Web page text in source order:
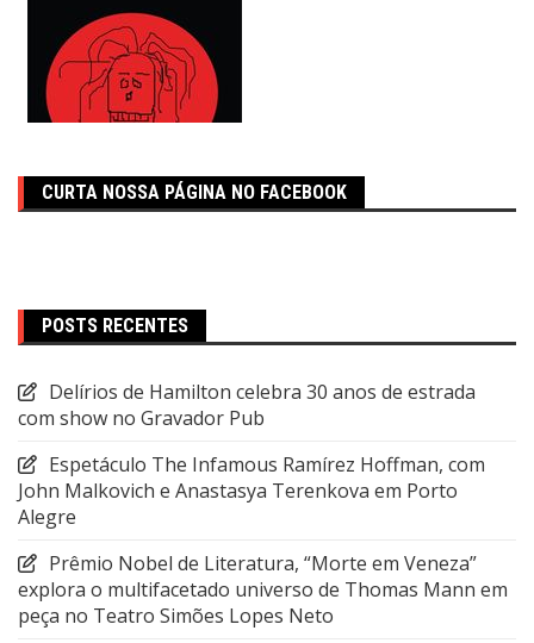
CURTA NOSSA PÁGINA NO FACEBOOK
POSTS RECENTES
Delírios de Hamilton celebra 30 anos de estrada
com show no Gravador Pub
Espetáculo The Infamous Ramírez Hoffman, com
John Malkovich e Anastasya Terenkova em Porto
Alegre
Prêmio Nobel de Literatura, “Morte em Veneza”
explora o multifacetado universo de Thomas Mann em
peça no Teatro Simões Lopes Neto